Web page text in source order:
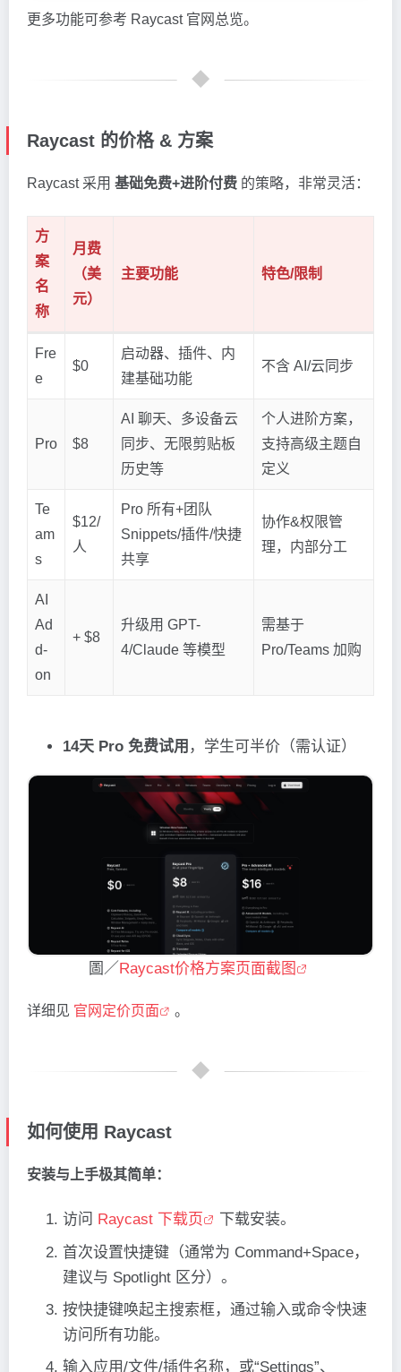
更多功能可参考 Raycast 官网总览。
Raycast 的价格 & 方案
Raycast 采用 基础免费+进阶付费 的策略，非常灵活：
方
案
名
称
月费
（美
元）
主要功能 特色/限制
Fre
e
$0
启动器、插件、内
建基础功能
不含 AI/云同步
Pro $8
AI 聊天、多设备云
同步、无限剪贴板
历史等
个人进阶方案，
支持高级主题自
定义
Te
am
s
$12/
人
Pro 所有+团队
Snippets/插件/快捷
共享
协作&权限管
理，内部分工
AI
Ad
d-
on
+ $8
升级用 GPT-
4/Claude 等模型
需基于
Pro/Teams 加购
14天 Pro 免费试用 ，学生可半价（需认证）
圖／Raycast价格方案页面截图
详细见 官网定价页面 。
如何使用 Raycast
安装与上手极其简单：
访问 Raycast 下载页
下载安装。
首次设置快捷键（通常为 Command+Space，
建议与 Spotlight 区分）。
按快捷键唤起主搜索框，通过输入或命令快速
访问所有功能。
输入应用/文件/插件名称，或“Settings”、